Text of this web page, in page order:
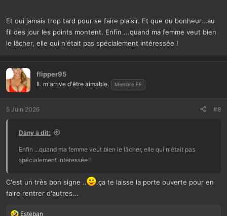
Et oui jamais trop tard pour se faire plaisir. Et que du bonheur...au
fil des jour les points montent. Enfin ...quand ma femme veut bien
le lâcher, elle qui n'était pas spécialement intéressée !
flipper95
IL m'arrive d'être aimable. Membre FF
5 Juin 2026 #8
Dany a dit:
Enfin ...quand ma femme veut bien le lâcher, elle qui n'était pas
spécialement intéressée !
C'est un très bon signe ..
.ça te laisse la porte ouverte pour en
faire rentrer d'autres...
Esteban